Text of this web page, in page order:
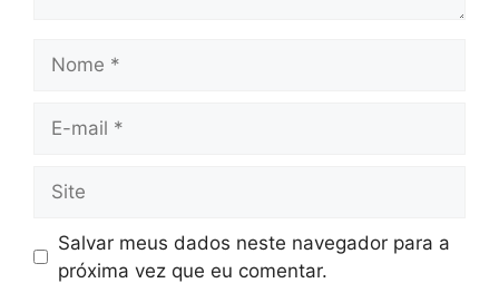
mail
Salvar meus dados neste navegador para a
próxima vez que eu comentar.